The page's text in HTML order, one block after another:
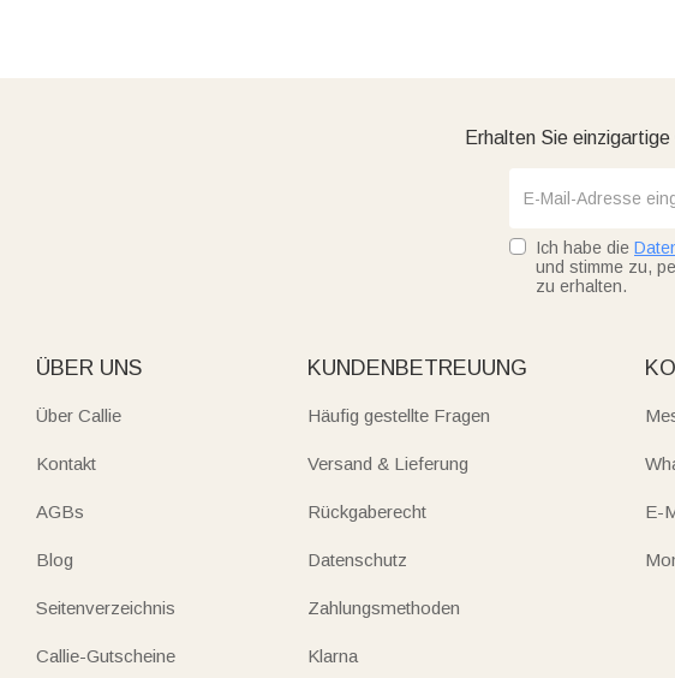
Erhalten Sie
Ich habe die
und stimme zu,
zu erhalten.
ÜBER UNS
Über Callie
Kontakt
AGBs
Blog
Seitenverzeichnis
Callie-Gutscheine
KUNDENBETREUUNG
Häufig gestellte Fragen
Versand & Lieferung
Rückgaberecht
Datenschutz
Zahlungsmethoden
Klarna
E-